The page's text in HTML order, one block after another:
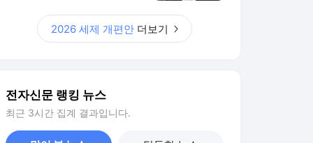
2026 세제 개편안 더보기
전자신문 랭킹 뉴스
최근 3시간 집계 결과입니다.